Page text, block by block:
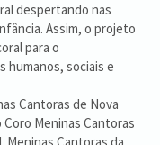
despertando nas
Assim, o projeto
para o
humanos, sociais e
Cantoras de Nova
Meninas Cantoras